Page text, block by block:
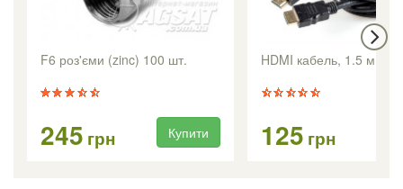
F6 роз'єми (zinc) 100 шт.
245 грн Купити
HDMI кабель, 1.5 м
125 грн